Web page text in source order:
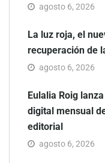
agosto 6, 2026
La luz roja, el
recuperación de
agosto 6, 2026
Eulalia Roig
digital mensual
editorial
agosto 6, 2026